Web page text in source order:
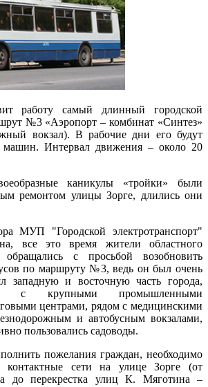
работу самый длинный городской
№3 «Аэропорт – комбинат «Синтез»
вокзал). В рабочие дни его будут
машин. Интервал движения – около 20
каникулы «тройки» были
ремонтом улицы Зорге, длились они
МУП "Городской электротранспорт"
все это время жители областного
обращались с просьбой возобновить
по маршруту №3, ведь он был очень
западную и восточную часть города,
с крупными промышленными
центрами, рядом с медицинскими
и автобусным вокзалами,
пользовались садоводы.
пожелания граждан, необходимо
контактные сети на улице Зорге (от
до перекрестка улиц К. Мяготина –